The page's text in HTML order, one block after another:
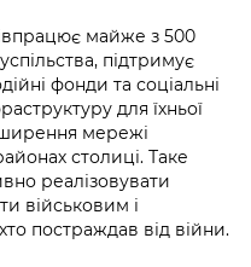
майже з 500
підтримує
фонди та соціальні
для їхньої
мережі
столиці. Таке
реалізовувати
військовим і
постраждав від війни.